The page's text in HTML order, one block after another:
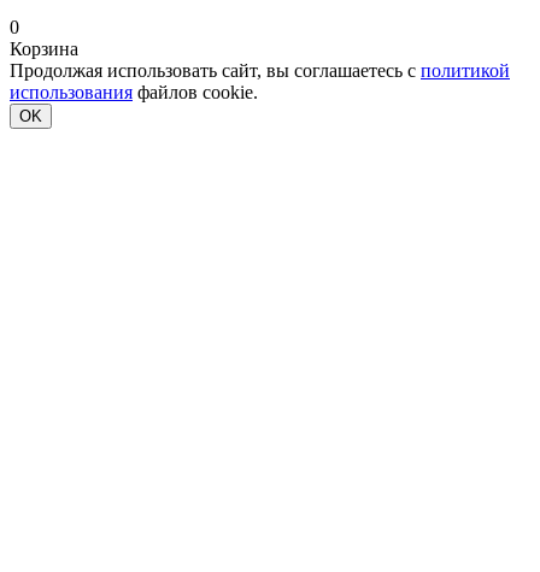
0
Корзина
Продолжая использовать сайт, вы соглашаетесь с политикой
использования файлов cookie.
OK